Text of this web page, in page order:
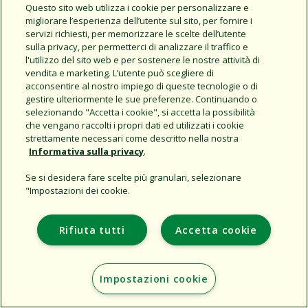
Share this document
Copy URL
Support
L'azienda
Additional Sites
Copyright © 2026 Rain Bird Corporation. All rights reserved.
Questo sito web utilizza i cookie per personalizzare e
migliorare l’esperienza dell’utente sul sito, per fornire i
servizi richiesti, per memorizzare le scelte dell’utente
sulla privacy, per permetterci di analizzare il traffico e
l'utilizzo del sito web e per sostenere le nostre attività di
vendita e marketing. L’utente può scegliere di
acconsentire al nostro impiego di queste tecnologie o di
gestire ulteriormente le sue preferenze. Continuando o
selezionando "Accetta i cookie", si accetta la possibilità
che vengano raccolti i propri dati ed utilizzati i cookie
strettamente necessari come descritto nella nostra
Informativa sulla privacy.
Se si desidera fare scelte più granulari, selezionare
"Impostazioni dei cookie.
Accetta cookie
Rifiuta tutti
Impostazioni cookie